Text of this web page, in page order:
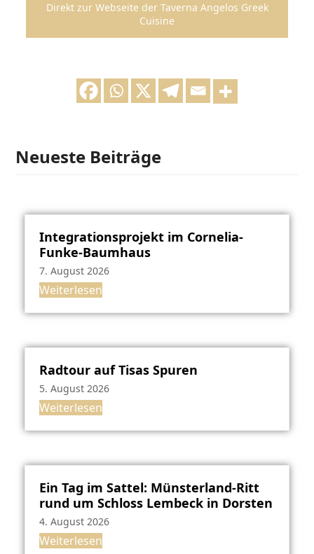
Direkt zur Webseite der Taverna Angelos Greek
Cuisine
Neueste Beiträge
Integrationsprojekt im Cornelia-
Funke-Baumhaus
7. August 2026
Weiterlesen
Radtour auf Tisas Spuren
5. August 2026
Weiterlesen
Ein Tag im Sattel: Münsterland-Ritt
rund um Schloss Lembeck in Dorsten
4. August 2026
Weiterlesen